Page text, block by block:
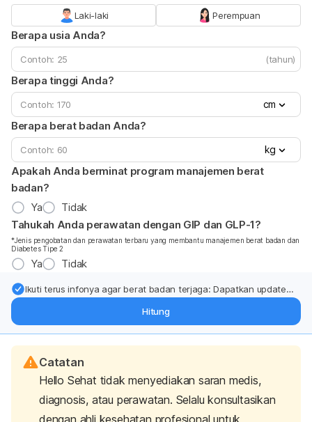
Laki-laki Perempuan
Berapa usia Anda?
(tahun)
Berapa tinggi Anda?
cm
Berapa berat badan Anda?
kg
Apakah Anda berminat program manajemen berat
badan?
Ya
Tidak
Tahukah Anda perawatan dengan GIP dan GLP-1?
*Jenis pengobatan dan perawatan terbaru yang membantu manajemen berat badan dan
Diabetes Tipe 2
Ya Tidak
Ikuti terus infonya agar berat badan terjaga: Dapatkan update
Hitung
Catatan
Hello Sehat tidak menyediakan saran medis,
diagnosis, atau perawatan. Selalu konsultasikan
dengan ahli kesehatan profesional untuk